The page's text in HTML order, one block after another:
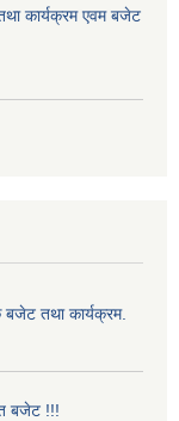
कार्यक्रम एवम बजेट
बजेट तथा कार्यक्रम.
बजेट !!!